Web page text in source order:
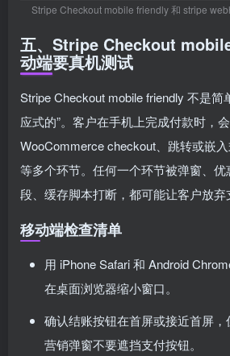
Stripe Checkout mobile friendly 和 stripe
五、Stripe Checkout
动端要真机测试
Stripe Checkout mobile friendly 不是简
应式的”。客户在手机上完成付款时，会
WooCommerce checkout、跳转或嵌
等多个环节。任何一个环节被弹窗、
段、缓存脚本打断，都可能让客户放弃
移动端检查清单
用 iPhone Safari 和 Android
在桌面浏览器缩小窗口。
确认结账按钮在首屏或接近首屏，
营销弹窗不要遮挡支付按钮。